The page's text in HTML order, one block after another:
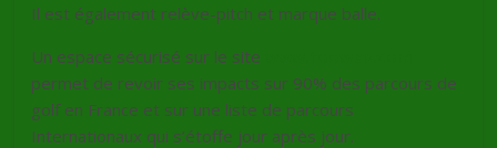
Il est également relève-pitch et marque balle.
Un espace sécurisé sur le site
permet de revoir ses impacts sur 90% des parcours de
golf en France et sur une liste de parcours
Internationaux qui s’étoffe jour après jour.